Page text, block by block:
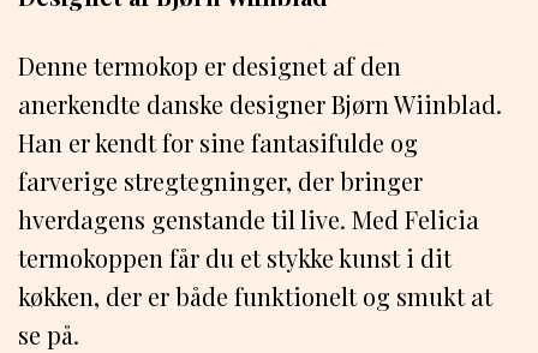
Denne termokop er designet af den
anerkendte danske designer Bjørn Wiinblad.
Han er kendt for sine fantasifulde og
farverige stregtegninger, der bringer
hverdagens genstande til live. Med Felicia
termokoppen får du et stykke kunst i dit
køkken, der er både funktionelt og smukt at
se på.